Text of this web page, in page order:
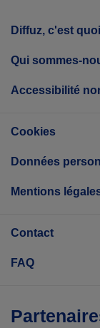
Diffuz, c'est
Qui sommes-
Accessibilité
Cookies
Données
Mentions
Contact
FAQ